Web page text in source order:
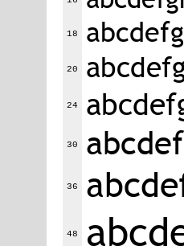
18
20
24
30
36
48